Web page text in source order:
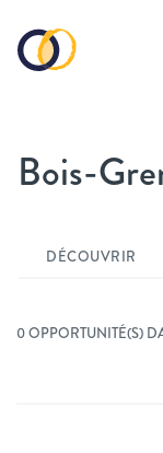
Bois-
DÉCOUVRIR
0 OPPORTUNITÉ(S)